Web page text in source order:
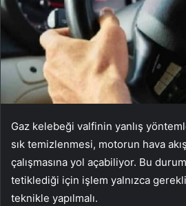
Gaz kelebeği valfinin yanlış
sık temizlenmesi, motorun hava
çalışmasına yol açabiliyor. Bu
tetiklediği için işlem yalnızca
teknikle yapılmalı.